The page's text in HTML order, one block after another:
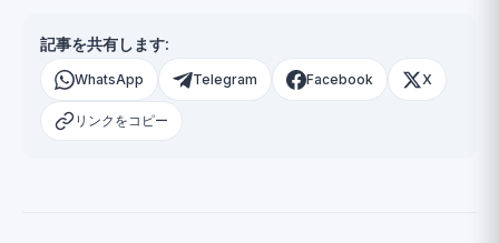
記事を共有します:
WhatsApp Telegram Facebook X
リンクをコピー